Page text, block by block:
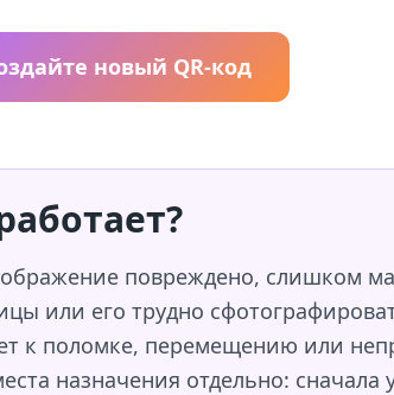
новый QR-код
повреждено, слишком
или его трудно
к поломке, перемещению или
назначения отдельно: сначала